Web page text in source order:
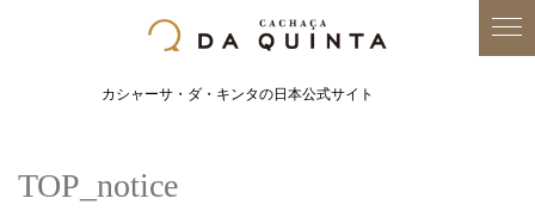
カシャーサ・ダ・キンタの日本公式サイト
TOP_notice